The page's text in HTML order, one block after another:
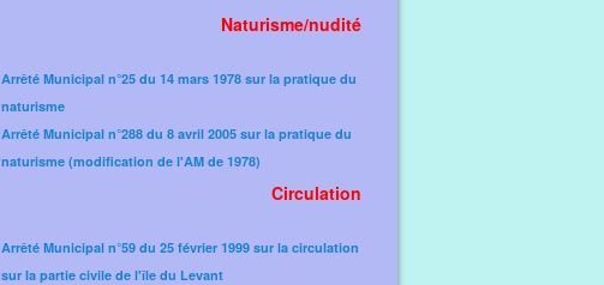
Naturisme/nudité
Arrêté Municipal n°25 du 14 mars 1978 sur la pratique du
naturisme
Arrêté Municipal n°288 du 8 avril 2005 sur la pratique du
naturisme (modification de l'AM de 1978)​
Circulation
Arrêté Municipal n°59 du 25 février 1999 sur la circulation
sur la partie civile de l'île du Levant